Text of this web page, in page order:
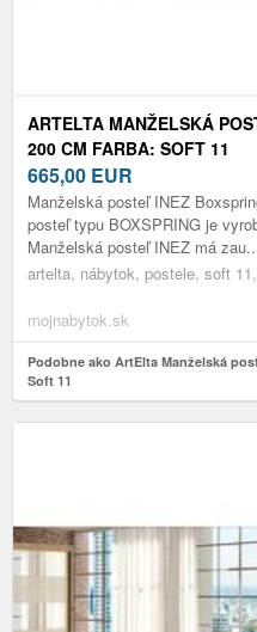
ARTELTA MANŽELSKÁ
200 CM FARBA: SOFT 11
665,00 EUR
Manželská posteľ INEZ
posteľ typu BOXSPRING je
Manželská posteľ INEZ má
artelta, nábytok, postele, soft
mojnabytok.sk
Podobne ako ArtElta Manželská
Soft 11